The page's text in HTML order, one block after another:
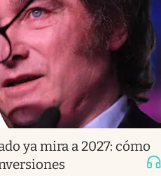
ya mira a 2027: cómo